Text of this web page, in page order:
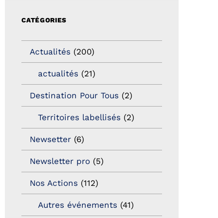
CATÉGORIES
Actualités (200)
actualités (21)
Destination Pour Tous (2)
Territoires labellisés (2)
Newsetter (6)
Newsletter pro (5)
Nos Actions (112)
Autres événements (41)